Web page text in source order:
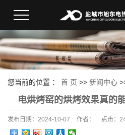
您当前的位置 ： 首 页 >> 新闻中心
电烘烤窑的烘烤效果真的
发布日期： 2024-10-07 作者： 点击：